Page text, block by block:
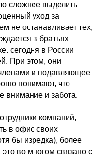
сложнее выделить
уход за
не останавливает тех,
в братьях
сегодня в России
При этом, они
и подавляющее
понимают, что
внимание и забота.
компаний,
в офис своих
бы изредка), более
во многом связано с